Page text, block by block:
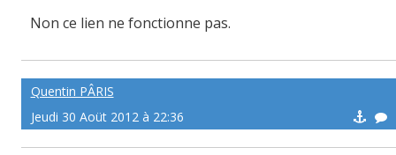
Non ce lien ne fonctionne pas.
Quentin PÂRIS
Jeudi 30 Aoüt 2012 à 22:36